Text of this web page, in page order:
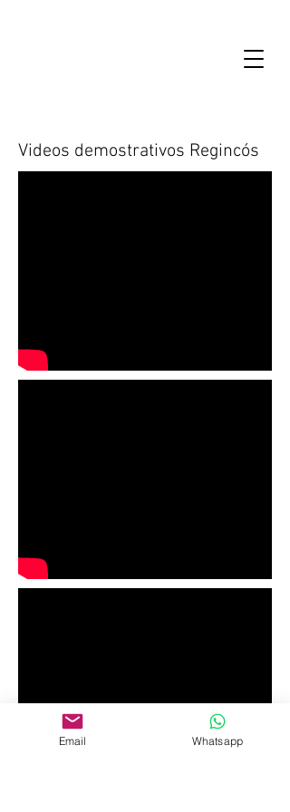
Videos demostrativos Regincós
Email Whatsapp